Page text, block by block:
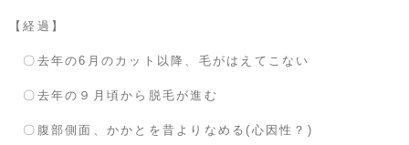
【経過】
〇去年の6月のカット以降、毛がはえてこない
〇去年の９月頃から脱毛が進む
〇腹部側面、かかとを昔よりなめる(心因性？)